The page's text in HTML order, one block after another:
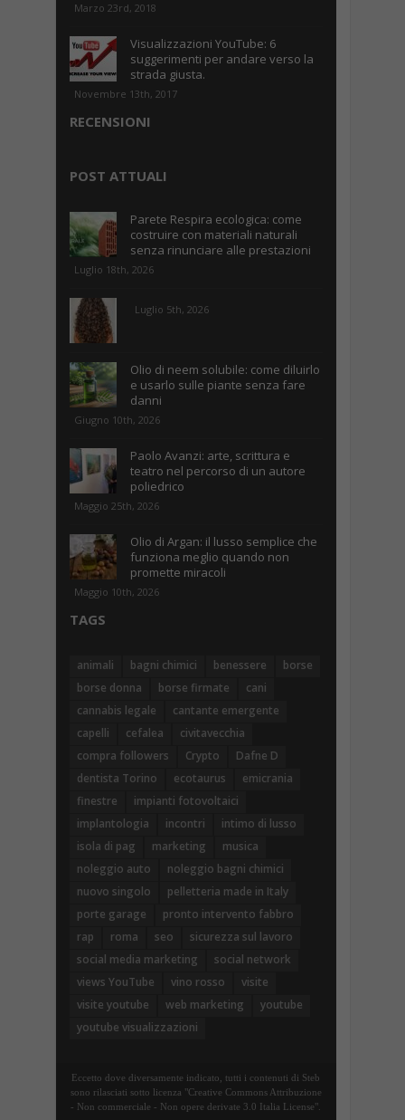
Marzo 23rd, 2018
Visualizzazioni YouTube: 6
suggerimenti per andare verso la
strada giusta.
Novembre 13th, 2017
RECENSIONI
POST ATTUALI
Parete Respira ecologica: come
costruire con materiali naturali
senza rinunciare alle prestazioni
Luglio 18th, 2026
Luglio 5th, 2026
Olio di neem solubile: come diluirlo
e usarlo sulle piante senza fare
danni
Giugno 10th, 2026
Paolo Avanzi: arte, scrittura e
teatro nel percorso di un autore
poliedrico
Maggio 25th, 2026
Olio di Argan: il lusso semplice che
funziona meglio quando non
promette miracoli
Maggio 10th, 2026
TAGS
animali bagni chimici benessere
borse
borse donna
borse firmate
cani
cannabis legale
cantante emergente
capelli
cefalea
civitavecchia
compra followers
Crypto
Dafne D
dentista Torino
ecotaurus
emicrania
finestre
impianti fotovoltaici
implantologia
incontri
intimo di lusso
isola di pag
marketing
musica
noleggio auto
noleggio bagni chimici
nuovo singolo
pelletteria made in Italy
porte garage
pronto intervento fabbro
rap
roma seo
sicurezza sul lavoro
social media marketing
social network
views YouTube
vino rosso
visite
visite youtube
web marketing
youtube
youtube visualizzazioni
Eccetto dove diversamente indicato, tutti i contenuti di Steb
sono rilasciati sotto licenza "Creative Commons Attribuzione
- Non commerciale - Non opere derivate 3.0 Italia License".